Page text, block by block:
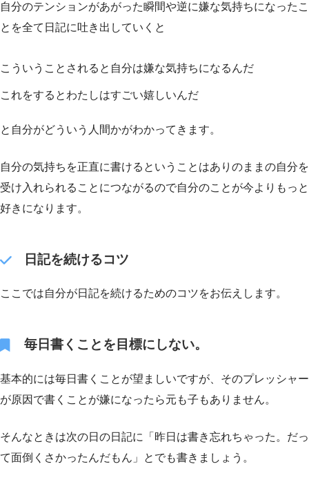
自分のテンションがあがった瞬間や逆に嫌な気持ちになったこ
とを全て日記に吐き出していくと
こういうことされると自分は嫌な気持ちになるんだ
これをするとわたしはすごい嬉しいんだ
と自分がどういう人間かがわかってきます。
自分の気持ちを正直に書けるということはありのままの自分を
受け入れられることにつながるので自分のことが今よりもっと
好きになります。
日記を続けるコツ
ここでは自分が日記を続けるためのコツをお伝えします。
毎日書くことを目標にしない。
基本的には毎日書くことが望ましいですが、そのプレッシャー
が原因で書くことが嫌になったら元も子もありません。
そんなときは次の日の日記に「昨日は書き忘れちゃった。だっ
て面倒くさかったんだもん」とでも書きましょう。